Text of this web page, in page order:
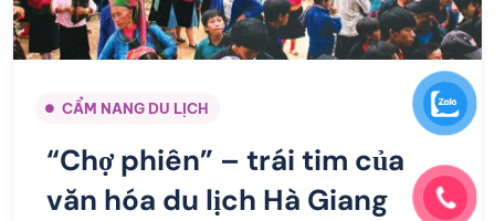
CẨM NANG DU LỊCH
“Chợ phiên” – trái tim của
văn hóa du lịch Hà Giang